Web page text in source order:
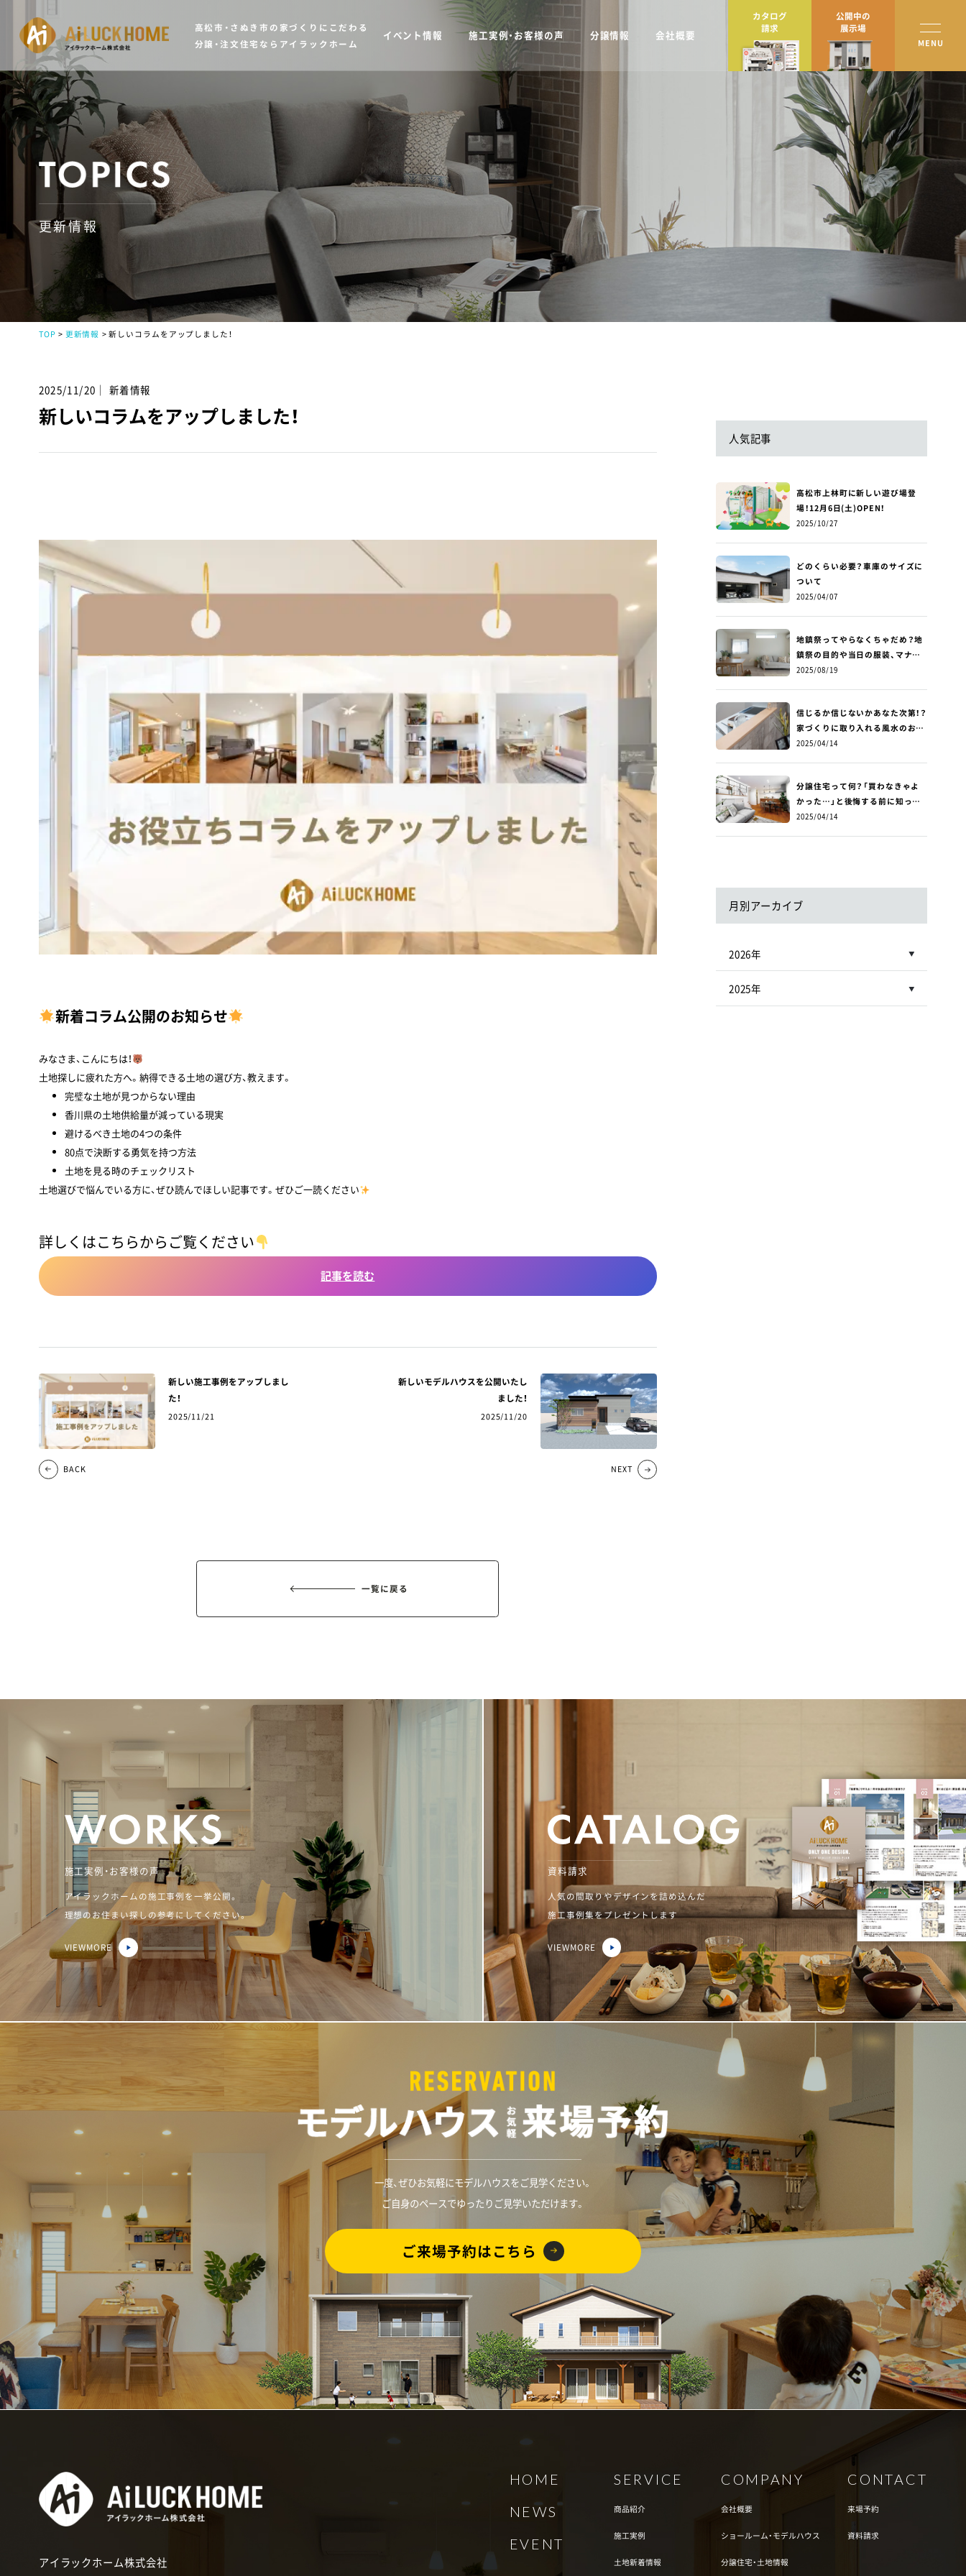
高松市・さぬき市の家づくりにこだわる
分譲・注文住宅ならアイラックホーム
イベント情報 施工実例・お客様の声 分譲情報 会社概要
カタログ
請求
公開中の
展示場
MENU
更新情報
TOP 更新情報 新しいコラムをアップしました！
2025/11/20｜ 新着情報
新しいコラムをアップしました！
新着コラム公開のお知らせ
みなさま、こんにちは！
土地探しに疲れた方へ。納得できる土地の選び方、教えます。
完璧な土地が見つからない理由
香川県の土地供給量が減っている現実
避けるべき土地の4つの条件
80点で決断する勇気を持つ方法
土地を見る時のチェックリスト
土地選びで悩んでいる方に、ぜひ読んでほしい記事です。ぜひご一読ください
詳しくはこちらからご覧ください
記事を読む
新しい施工事例をアップしまし
た！
2025/11/21
BACK
新しいモデルハウスを公開いたし
ました！
2025/11/20
NEXT
一覧に戻る
人気記事
高松市上林町に新しい遊び場登
場！12月6日(土)OPEN！
2025/10/27
どのくらい必要？車庫のサイズに
ついて
2025/04/07
地鎮祭ってやらなくちゃだめ？地
鎮祭の目的や当日の服装、マナー、
費用について詳しく解説！
2025/08/19
信じるか信じないかあなた次第！？
家づくりに取り入れる風水のお話
～玄関編～
2025/04/14
分譲住宅って何？「買わなきゃよ
かった…」と後悔する前に知って
ほしい！分譲住宅のメリットとデ
2025/04/14
月別アーカイブ
2026年
2025年
施工実例・お客様の声
アイラックホームの施工事例を一挙公開。
理想のお住まい探しの参考にしてください。
VIEWMORE
資料請求
人気の間取りやデザインを詰め込んだ
施工事例集をプレゼントします
VIEWMORE
一度、ぜひお気軽にモデルハウスをご見学ください。
ご自身のペースでゆったりご見学いただけます。
ご来場予約はこちら
アイラックホーム株式会社
HOME
NEWS
EVENT
SERVICE
商品紹介
施工実例
土地新着情報
COMPANY
会社概要
ショールーム・モデルハウス
分譲住宅・土地情報
CONTACT
来場予約
資料請求